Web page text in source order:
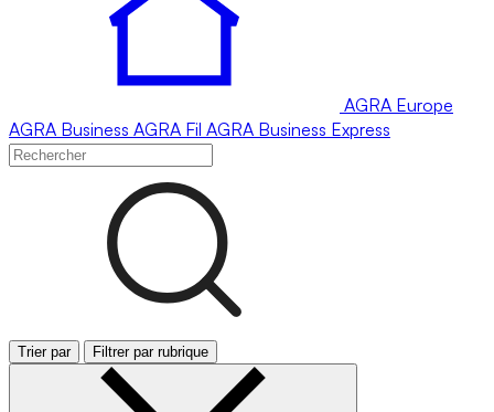
AGRA Europe
AGRA Business AGRA Fil AGRA Business Express
Trier par Filtrer par rubrique